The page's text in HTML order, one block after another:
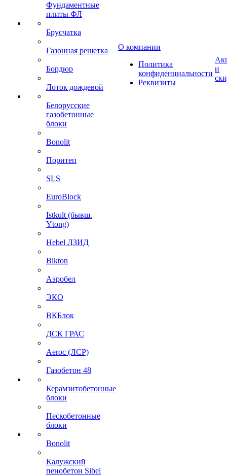
Фундаментные
плиты ФЛ
Брусчатка
Газонная решетка
Бордюр
Лоток дождевой
Белорусские
газобетонные
блоки
Bonolit
Поритеп
SLS
EuroBlock
Istkult (бывш.
Ytong)
Hebel ЛЗИД
Bikton
Аэробел
ЭКО
ВКБлок
ДСК ГРАС
Aeroc (ЛСР)
Газобетон 48
Керамзитобетонные
блоки
Пескобетонные
блоки
Bonolit
Калужский
пенобетон Sibel
О компании
Политика
конфиденциальности
Реквизиты
и